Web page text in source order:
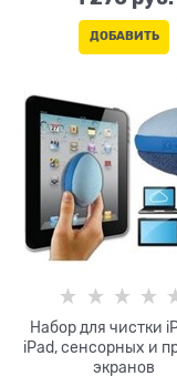
ДОБАВИТЬ
Набор для чистки
iPad, сенсорных и
экранов